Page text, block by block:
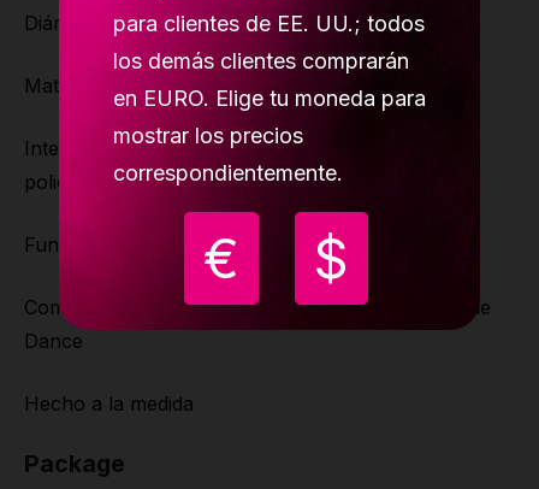
para clientes de EE. UU.; todos
los demás clientes comprarán
en EURO. Elige tu moneda para
mostrar los precios
correspondientemente.
€ $
Diámetro 1500 mm/4'11"
Material antideslizante en la parte inferior
Interior: Espuma /Epe de alta calidad (espuma de
polietileno expandido).
Funda: Cuero sintético impermeable
Compatible con cualquier tamaño de barra de Pole
Dance
Hecho a la medida
Package